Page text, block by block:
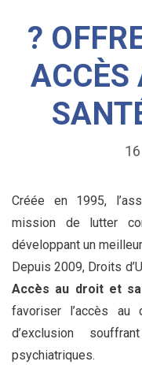
?
ACCÈS
Créée en 1995,
mission de lutter
développant un
Depuis 2009, Droits
Accès au droit et
favoriser l’accès
d’exclusion
psychiatriques.